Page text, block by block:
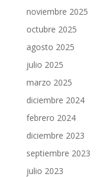
noviembre 2025
octubre 2025
agosto 2025
julio 2025
marzo 2025
diciembre 2024
febrero 2024
diciembre 2023
septiembre 2023
julio 2023